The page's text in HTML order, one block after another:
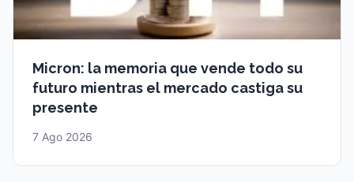
Micron: la memoria que vende todo su
futuro mientras el mercado castiga su
presente
7 Ago 2026